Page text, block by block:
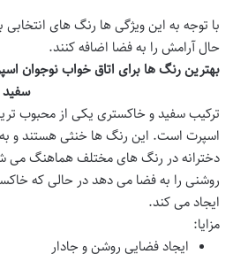
با توجه به این ویژگی ها رنگ های
حال آرامش را به فضا اضافه کنند.
بهترین رنگ ها برای اتاق خواب نوجوان
ترکیب سفید و خاکستری یکی از محبوب
اسپرت است. این رنگ ها خنثی هستند و به
دخترانهدر رنگ های مختلف هماهنگ می
روشنی را به فضا می دهد در حالی که
ایجاد می کند.
مزایا:
ایجاد فضایی روشن و جادار